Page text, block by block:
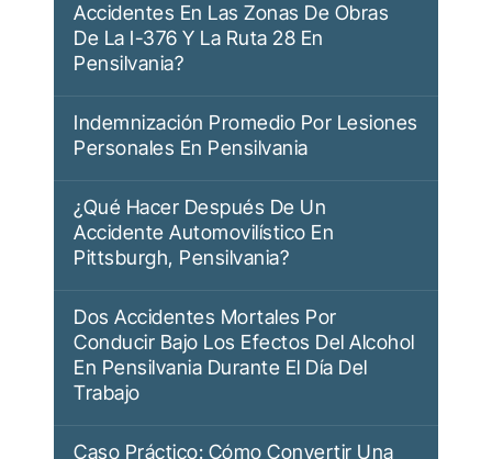
Accidentes En Las Zonas De Obras
De La I-376 Y La Ruta 28 En
Pensilvania?
Indemnización Promedio Por Lesiones
Personales En Pensilvania
¿Qué Hacer Después De Un
Accidente Automovilístico En
Pittsburgh, Pensilvania?
Dos Accidentes Mortales Por
Conducir Bajo Los Efectos Del Alcohol
En Pensilvania Durante El Día Del
Trabajo
Caso Práctico: Cómo Convertir Una